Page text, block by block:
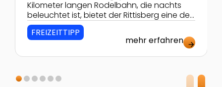
Kilometer langen Rodelbahn, die nachts
beleuchtet ist, bietet der Rittisberg eine der
schönsten Rodelbahnen Österreichs.
FREIZEITTIPP
mehr erfahren arrow_forward